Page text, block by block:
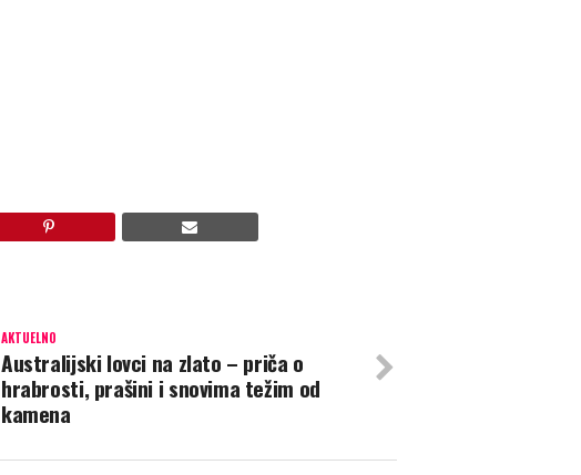
AKTUELNO
Australijski lovci na zlato – priča o
hrabrosti, prašini i snovima težim od
kamena